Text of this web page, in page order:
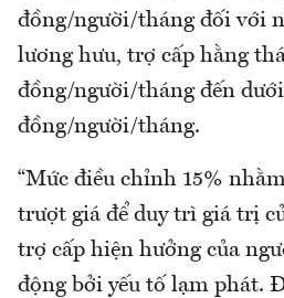
đồng/người/tháng đối với
lương hưu, trợ cấp hằng
đồng/người/tháng đến
đồng/người/tháng.
“Mức điều chỉnh 15%
trượt giá để duy trì giá trị
trợ cấp hiện hưởng của
động bởi yếu tố lạm phát.